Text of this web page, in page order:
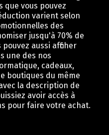
que vous pouvez
varient selon
des
jusqu'à 70% de
aussi afficher
une des nos
cadeaux,
boutiques du même
la description de
avoir accès à
pour faire votre achat.